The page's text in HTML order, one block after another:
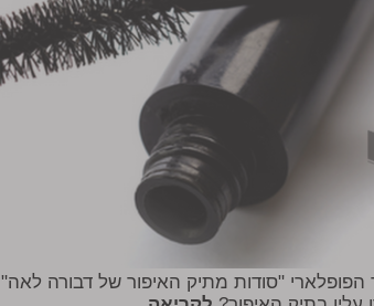
"סודות מתיק האיפור של דבורה לאה"